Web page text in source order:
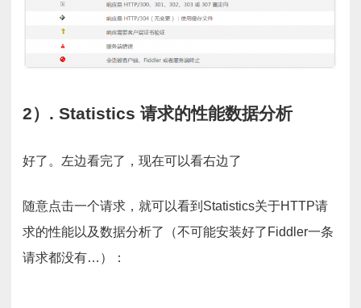
2）. Statistics 请求的性能数据分析
好了。左边看完了，现在可以看右边了
随意点击一个请求，就可以看到Statistics关于HTTP请
求的性能以及数据分析了（不可能安装好了Fiddler一条
请求都没有…）：